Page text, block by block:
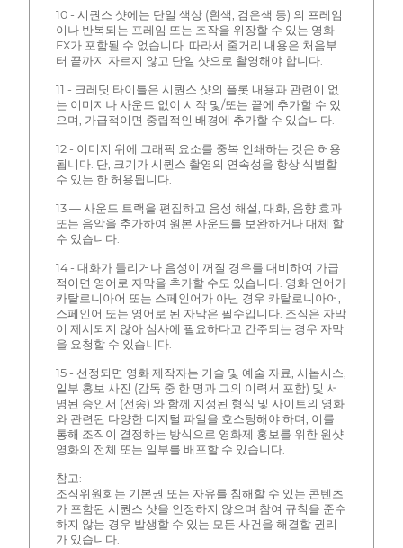
10 - 시퀀스 샷에는 단일 색상 (흰색, 검은색 등) 의 프레임
이나 반복되는 프레임 또는 조작을 위장할 수 있는 영화
FX가 포함될 수 없습니다. 따라서 줄거리 내용은 처음부
터 끝까지 자르지 않고 단일 샷으로 촬영해야 합니다.
11 - 크레딧 타이틀은 시퀀스 샷의 플롯 내용과 관련이 없
는 이미지나 사운드 없이 시작 및/또는 끝에 추가할 수 있
으며, 가급적이면 중립적인 배경에 추가할 수 있습니다.
12 - 이미지 위에 그래픽 요소를 중복 인쇄하는 것은 허용
됩니다. 단, 크기가 시퀀스 촬영의 연속성을 항상 식별할
수 있는 한 허용됩니다.
13 — 사운드 트랙을 편집하고 음성 해설, 대화, 음향 효과
또는 음악을 추가하여 원본 사운드를 보완하거나 대체 할
수 있습니다.
14 - 대화가 들리거나 음성이 꺼질 경우를 대비하여 가급
적이면 영어로 자막을 추가할 수도 있습니다. 영화 언어가
카탈로니아어 또는 스페인어가 아닌 경우 카탈로니아어,
스페인어 또는 영어로 된 자막은 필수입니다. 조직은 자막
이 제시되지 않아 심사에 필요하다고 간주되는 경우 자막
을 요청할 수 있습니다.
15 - 선정되면 영화 제작자는 기술 및 예술 자료, 시놉시스,
일부 홍보 사진 (감독 중 한 명과 그의 이력서 포함) 및 서
명된 승인서 (전송) 와 함께 지정된 형식 및 사이트의 영화
와 관련된 다양한 디지털 파일을 호스팅해야 하며, 이를
통해 조직이 결정하는 방식으로 영화제 홍보를 위한 원샷
영화의 전체 또는 일부를 배포할 수 있습니다.
참고:
조직위원회는 기본권 또는 자유를 침해할 수 있는 콘텐츠
가 포함된 시퀀스 샷을 인정하지 않으며 참여 규칙을 준수
하지 않는 경우 발생할 수 있는 모든 사건을 해결할 권리
가 있습니다.